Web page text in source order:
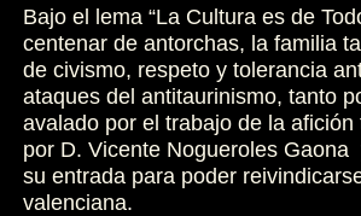
Bajo el lema “La Cultura es de
centenar de antorchas, la familia
de civismo, respeto y tolerancia
ataques del antitaurinismo, tanto
avalado por el trabajo de la
por D. Vicente Nogueroles
su entrada para poder
valenciana.